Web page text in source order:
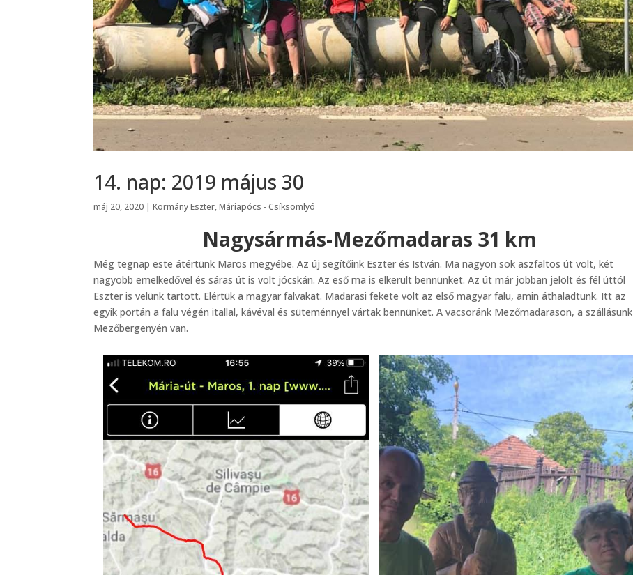
14. nap: 2019 május 30
máj 20, 2020 |Kormány Eszter,Máriapócs - Csíksomlyó
Nagysármás-Mezőmadaras 31 km
Még tegnap este átértünk Maros megyébe. Az új segítőink Eszter és István. Ma nagyon sok aszfaltos út volt, két
nagyobb emelkedővel és sáras út is volt jócskán. Az eső ma is elkerült bennünket. Az út már jobban jelölt és fél úttól
Eszter is velünk tartott. Elértük a magyar falvakat. Madarasi fekete volt az első magyar falu, amin áthaladtunk. Itt az
egyik portán a falu végén itallal, kávéval és süteménnyel vártak bennünket. A vacsoránk Mezőmadarason, a szállásunk
Mezőbergenyén van.